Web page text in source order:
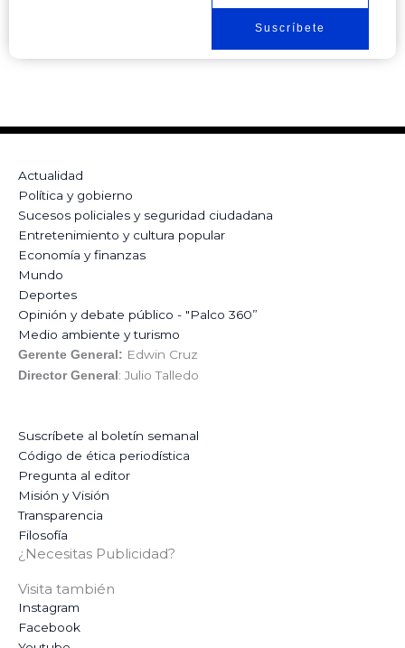
Suscríbete
Actualidad
Política y gobierno
Sucesos policiales y seguridad ciudadana
Entretenimiento y cultura popular
Economía y finanzas
Mundo
Deportes
Opinión y debate público - "Palco 360”
Medio ambiente y turismo
Gerente General: Edwin Cruz
Director General : Julio Talledo
Suscríbete al boletín semanal
Código de ética periodística
Pregunta al editor
Misión y Visión
Transparencia
Filosofía
¿Necesitas Publicidad?
Visita también
Instagram
Facebook